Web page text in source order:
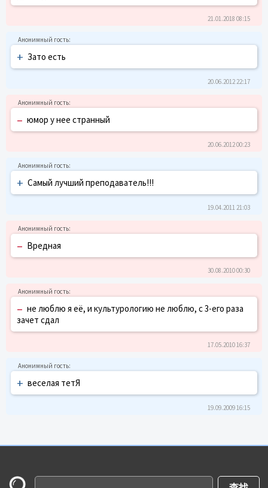
21.01.2018 08:15
+ Зато есть
20.06.2012 22:17
– юмор у нее странный
20.06.2012 00:23
+ Самый лучший преподаватель!!!
19.04.2011 21:03
– Вредная
30.08.2010 00:30
– не люблю я её, и культурологию не люблю, с 3-его раза
зачет сдал
17.05.2010 16:37
+ веселая тетЯ
19.09.2009 16:15